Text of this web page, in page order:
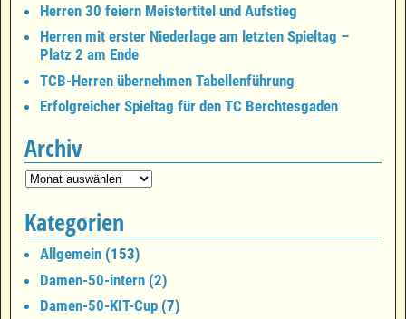
Herren 30 feiern Meistertitel und Aufstieg
Herren mit erster Niederlage am letzten Spieltag –
Platz 2 am Ende
TCB-Herren übernehmen Tabellenführung
Erfolgreicher Spieltag für den TC Berchtesgaden
Archiv
Kategorien
Allgemein (153)
Damen-50-intern (2)
Damen-50-KIT-Cup (7)